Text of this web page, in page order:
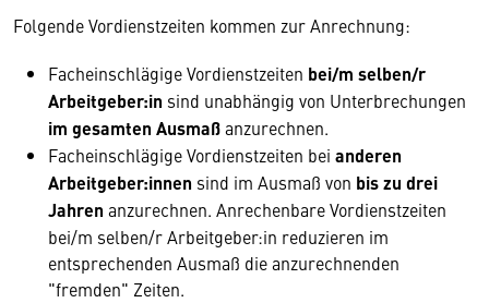
Folgende Vordienstzeiten kommen zur Anrechnung:
Facheinschlägige Vordienstzeiten bei/m selben/r
Arbeitgeber:in sind unabhängig von Unterbrechungen
im gesamten Ausmaßanzurechnen.
Facheinschlägige Vordienstzeiten bei anderen
Arbeitgeber:innen sind im Ausmaß von bis zu drei
Jahren anzurechnen. Anrechenbare Vordienstzeiten
bei/m selben/r Arbeitgeber:in reduzieren im
entsprechenden Ausmaß die anzurechnenden
"fremden" Zeiten.